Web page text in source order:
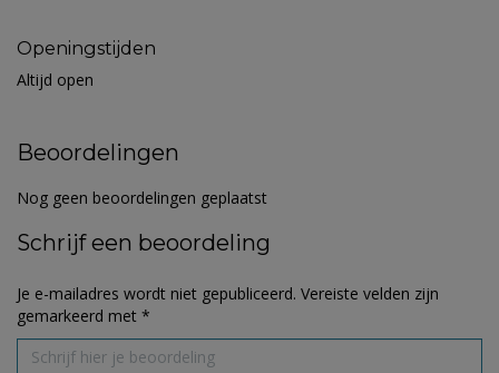
Openingstijden
Altijd open
Beoordelingen
Nog geen beoordelingen geplaatst
Schrijf een beoordeling
Je e-mailadres wordt niet gepubliceerd. Vereiste velden zijn
gemarkeerd met *